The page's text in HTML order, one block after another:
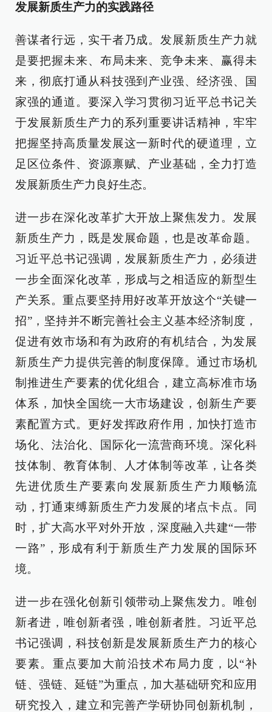
发展新质生产力的实践路径
善谋者行远，实干者乃成。发展新质生产力就
是要把握未来、布局未来、竞争未来、赢得未
来，彻底打通从科技强到产业强、经济强、国
家强的通道。要深入学习贯彻习近平总书记关
于发展新质生产力的系列重要讲话精神，牢牢
把握坚持高质量发展这一新时代的硬道理，立
足区位条件、资源禀赋、产业基础，全力打造
发展新质生产力良好生态。
进一步在深化改革扩大开放上聚焦发力。发展
新质生产力，既是发展命题，也是改革命题。
习近平总书记强调，发展新质生产力，必须进
一步全面深化改革，形成与之相适应的新型生
产关系。重点要坚持用好改革开放这个“关键一
招”，坚持并不断完善社会主义基本经济制度，
促进有效市场和有为政府的有机结合，为发展
新质生产力提供完善的制度保障。通过市场机
制推进生产要素的优化组合，建立高标准市场
体系，加快全国统一大市场建设，创新生产要
素配置方式。更好发挥政府作用，加快打造市
场化、法治化、国际化一流营商环境。深化科
技体制、教育体制、人才体制等改革，让各类
先进优质生产要素向发展新质生产力顺畅流
动，打通束缚新质生产力发展的堵点卡点。同
时，扩大高水平对外开放，深度融入共建“一带
一路”，形成有利于新质生产力发展的国际环
境。
进一步在强化创新引领带动上聚焦发力。唯创
新者进，唯创新者强，唯创新者胜。习近平总
书记强调，科技创新是发展新质生产力的核心
要素。重点要加大前沿技术布局力度，以“补
链、强链、延链”为重点，加大基础研究和应用
研究投入，建立和完善产学研协同创新机制，